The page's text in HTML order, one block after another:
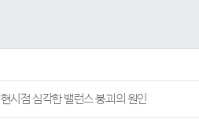
현시점 심각한 밸런스 붕괴의 원인